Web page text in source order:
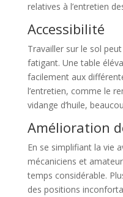
relatives à l’entretien
Accessibilité
Travailler sur le sol
fatigant. Une table
facilement aux
l’entretien, comme le
vidange d’huile,
Amélioration
En se simplifiant la vie
mécaniciens et
temps considérable.
des positions